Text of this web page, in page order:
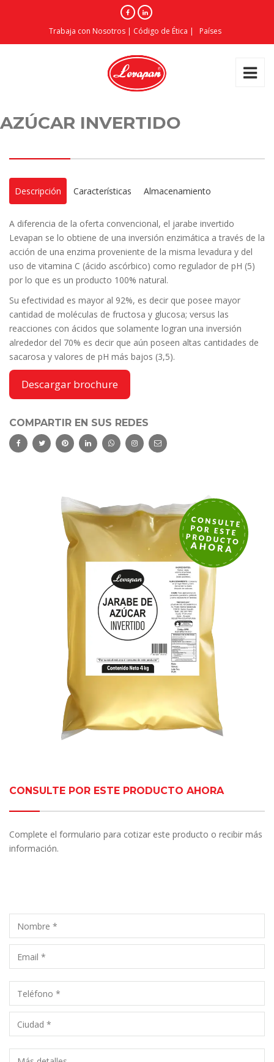
Trabaja con Nosotros | Código de Ética | Países
AZÚCAR INVERTIDO
Descripción Características Almacenamiento
A diferencia de la oferta convencional, el jarabe invertido
Levapan se lo obtiene de una inversión enzimática a través de la
acción de una enzima proveniente de la misma levadura y del
uso de vitamina C (ácido ascórbico) como regulador de pH (5)
por lo que es un producto 100% natural.
Su efectividad es mayor al 92%, es decir que posee mayor
cantidad de moléculas de fructosa y glucosa; versus las
reacciones con ácidos que solamente logran una inversión
alrededor del 70% es decir que aún poseen altas cantidades de
sacarosa y valores de pH más bajos (3,5).
Descargar brochure
COMPARTIR EN SUS REDES
CONSULTE POR ESTE PRODUCTO AHORA
Complete el formulario para cotizar este producto o recibir más
información.